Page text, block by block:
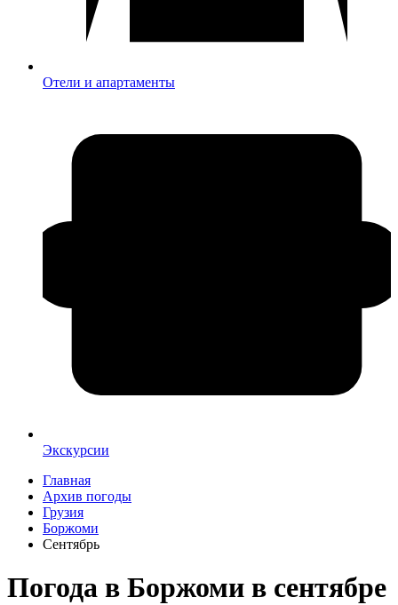
Отели и апартаменты
Экскурсии
Главная
Архив погоды
Грузия
Боржоми
Сентябрь
Погода в Боржоми в сентябре